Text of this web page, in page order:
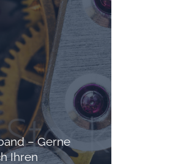
– Gerne
Ihren